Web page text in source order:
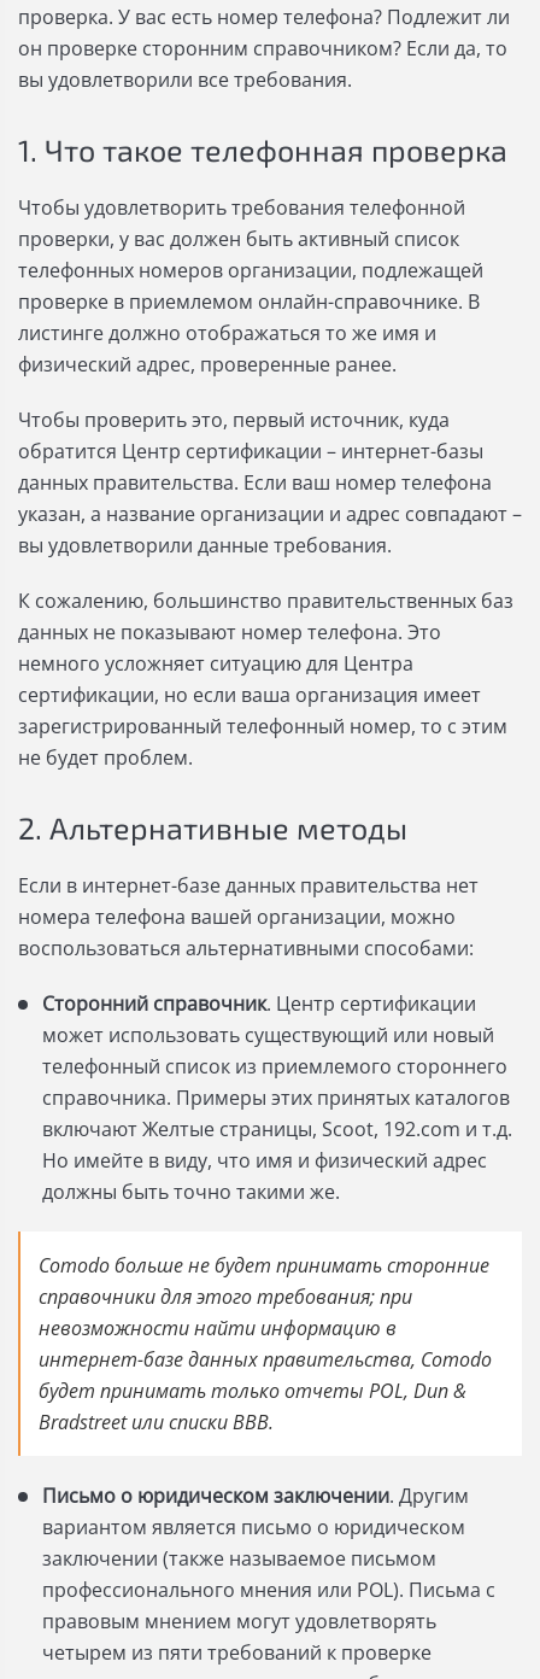
проверка. У вас есть номер телефона? Подлежит ли
он проверке сторонним справочником? Если да, то
вы удовлетворили все требования.
1. Что такое телефонная проверка
Чтобы удовлетворить требования телефонной
проверки, у вас должен быть активный список
телефонных номеров организации, подлежащей
проверке в приемлемом онлайн-справочнике. В
листинге должно отображаться то же имя и
физический адрес, проверенные ранее.
Чтобы проверить это, первый источник, куда
обратится Центр сертификации – интернет-базы
данных правительства. Если ваш номер телефона
указан, а название организации и адрес совпадают –
вы удовлетворили данные требования.
К сожалению, большинство правительственных баз
данных не показывают номер телефона. Это
немного усложняет ситуацию для Центра
сертификации, но если ваша организация имеет
зарегистрированный телефонный номер, то с этим
не будет проблем.
2. Альтернативные методы
Если в интернет-базе данных правительства нет
номера телефона вашей организации, можно
воспользоваться альтернативными способами:
Сторонний справочник. Центр сертификации
может использовать существующий или новый
телефонный список из приемлемого стороннего
справочника. Примеры этих принятых каталогов
включают Желтые страницы, Scoot, 192.com и т.д.
Но имейте в виду, что имя и физический адрес
должны быть точно такими же.
Comodo больше не будет принимать сторонние
справочники для этого требования; при
невозможности найти информацию в
интернет-базе данных правительства, Comodo
будет принимать только отчеты POL, Dun &
Bradstreet или списки BBB.
Письмо о юридическом заключении. Другим
вариантом является письмо о юридическом
заключении (также называемое письмом
профессионального мнения или POL). Письма с
правовым мнением могут удовлетворять
четырем из пяти требований к проверке